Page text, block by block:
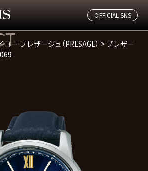
OFFICIAL SNS
コー プレザージュ（PRESAGE） > プレザー